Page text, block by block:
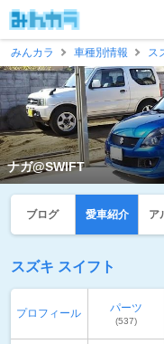
みんカラ
車種別情報 ス
ナガ@SWIFT
ブログ 愛車紹介 ア
スズキ スイフト
プロフィール パーツ
(537)